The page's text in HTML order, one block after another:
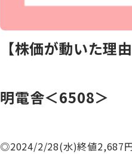
【株価が動いた理
明電舎＜6508＞
◎2024/2/28(水)終値2,687